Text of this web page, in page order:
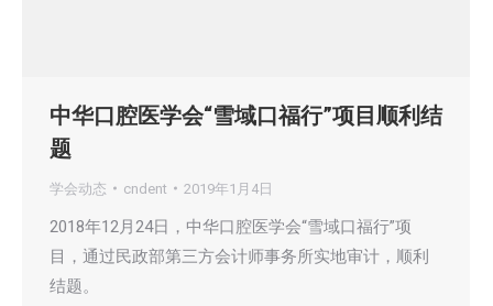
中华口腔医学会“雪域口福行”项目顺利结
题
学会动态 cndent 2019年1月4日
2018年12月24日，中华口腔医学会“雪域口福行”项
目，通过民政部第三方会计师事务所实地审计，顺利
结题。